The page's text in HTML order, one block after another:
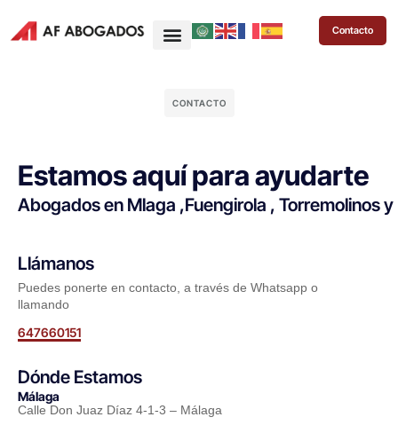
Contacto
CONTACTO
Estamos aquí para ayudarte
Abogados en Mlaga ,Fuengirola , Torremolinos
Llámanos
Puedes ponerte en contacto, a través de Whatsapp o
llamando
647660151
Dónde Estamos
Málaga
Calle Don Juaz Díaz 4-1-3 – Málaga